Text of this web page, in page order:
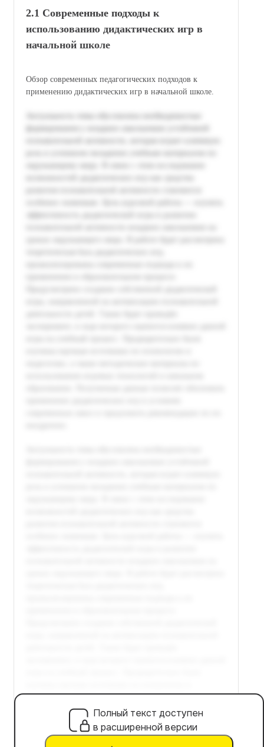
2.1 Современные подходы к
использованию дидактических игр в
начальной школе
Обзор современных педагогических подходов к
применению дидактических игр в начальной школе.
Полный текст доступен
в расширенной версии